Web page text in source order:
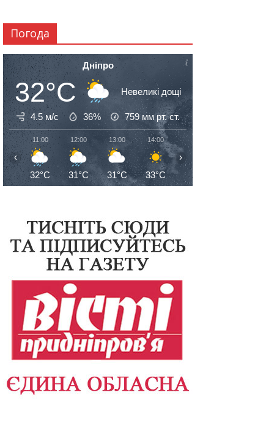
Погода
Дніпро
32°C Невеликі дощі
4.5 м/с 36% 759 мм рт. ст.
11:00
32°C
12:00
31°C
13:00
31°C
14:00
33°C
15:00
33°C
‹ ›